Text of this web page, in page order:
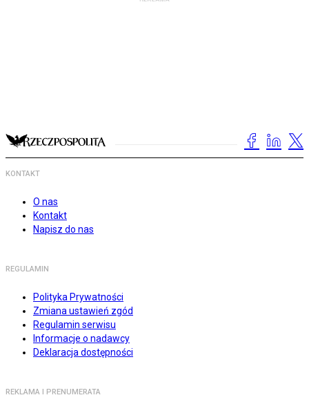
KONTAKT
O nas
Kontakt
Napisz do nas
REGULAMIN
Polityka Prywatności
Zmiana ustawień zgód
Regulamin serwisu
Informacje o nadawcy
Deklaracja dostępności
REKLAMA I PRENUMERATA